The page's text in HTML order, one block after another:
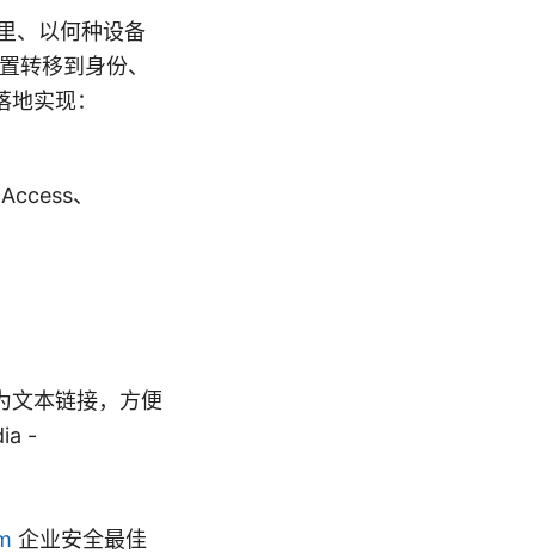
、以何种设备
转移到身份、
实现：
、
文本链接，方便
-
企业安全最佳